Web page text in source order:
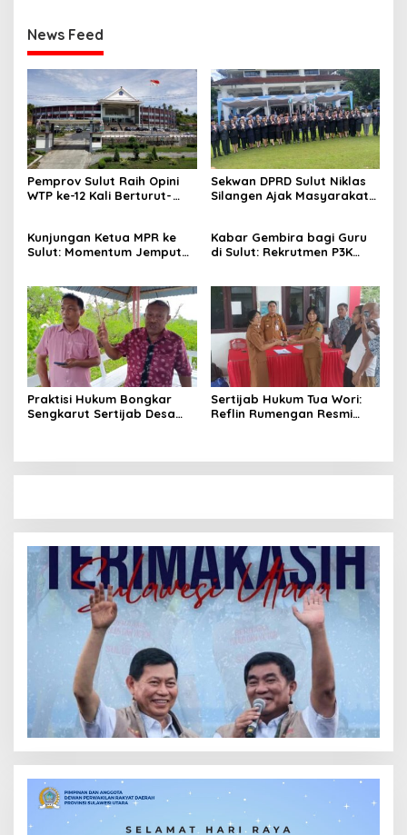
News Feed
Pemprov Sulut Raih Opini
WTP ke-12 Kali Berturut-
Sekwan DPRD Sulut Niklas
Silangen Ajak Masyarakat
Bangsa
Kunjungan Ketua MPR ke
Sulut: Momentum Jemput
Kabar Gembira bagi Guru
di Sulut: Rekrutmen P3K
Praktisi Hukum Bongkar
Sengkarut Sertijab Desa
Sertijab Hukum Tua Wori:
Reflin Rumengan Resmi